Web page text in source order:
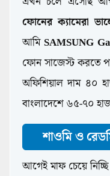
ফোনের ক্যামেরা
আমি SAMSUNG
ফোন সাজেস্ট করতে
অফিশিয়াল দাম ৪০
বাংলাদেশে ৬৫-৭০
শাওমি ও
আগেই মাফ চেয়ে